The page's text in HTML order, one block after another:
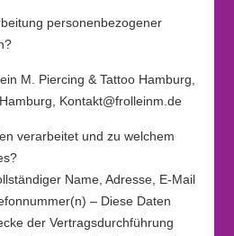
personenbezogener
M. Piercing & Tattoo Hamburg,
Kontakt@frolleinm.de
verarbeitet und zu welchem
Name, Adresse, E-Mail
– Diese Daten
der Vertragsdurchführung